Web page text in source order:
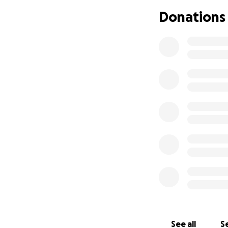
Your support will
mourning and
Donations
See all